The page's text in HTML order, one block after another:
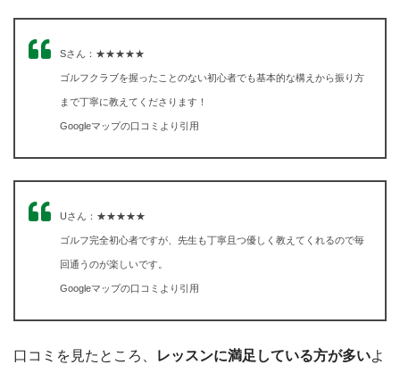
Sさん：★★★★★
ゴルフクラブを握ったことのない初心者でも基本的な構えから振り方
まで丁寧に教えてくださります！
Googleマップの口コミより引用
Uさん：★★★★★
ゴルフ完全初心者ですが、先生も丁寧且つ優しく教えてくれるので毎
回通うのが楽しいです。
Googleマップの口コミより引用
口コミを見たところ、 レッスンに満足している方が多いよ